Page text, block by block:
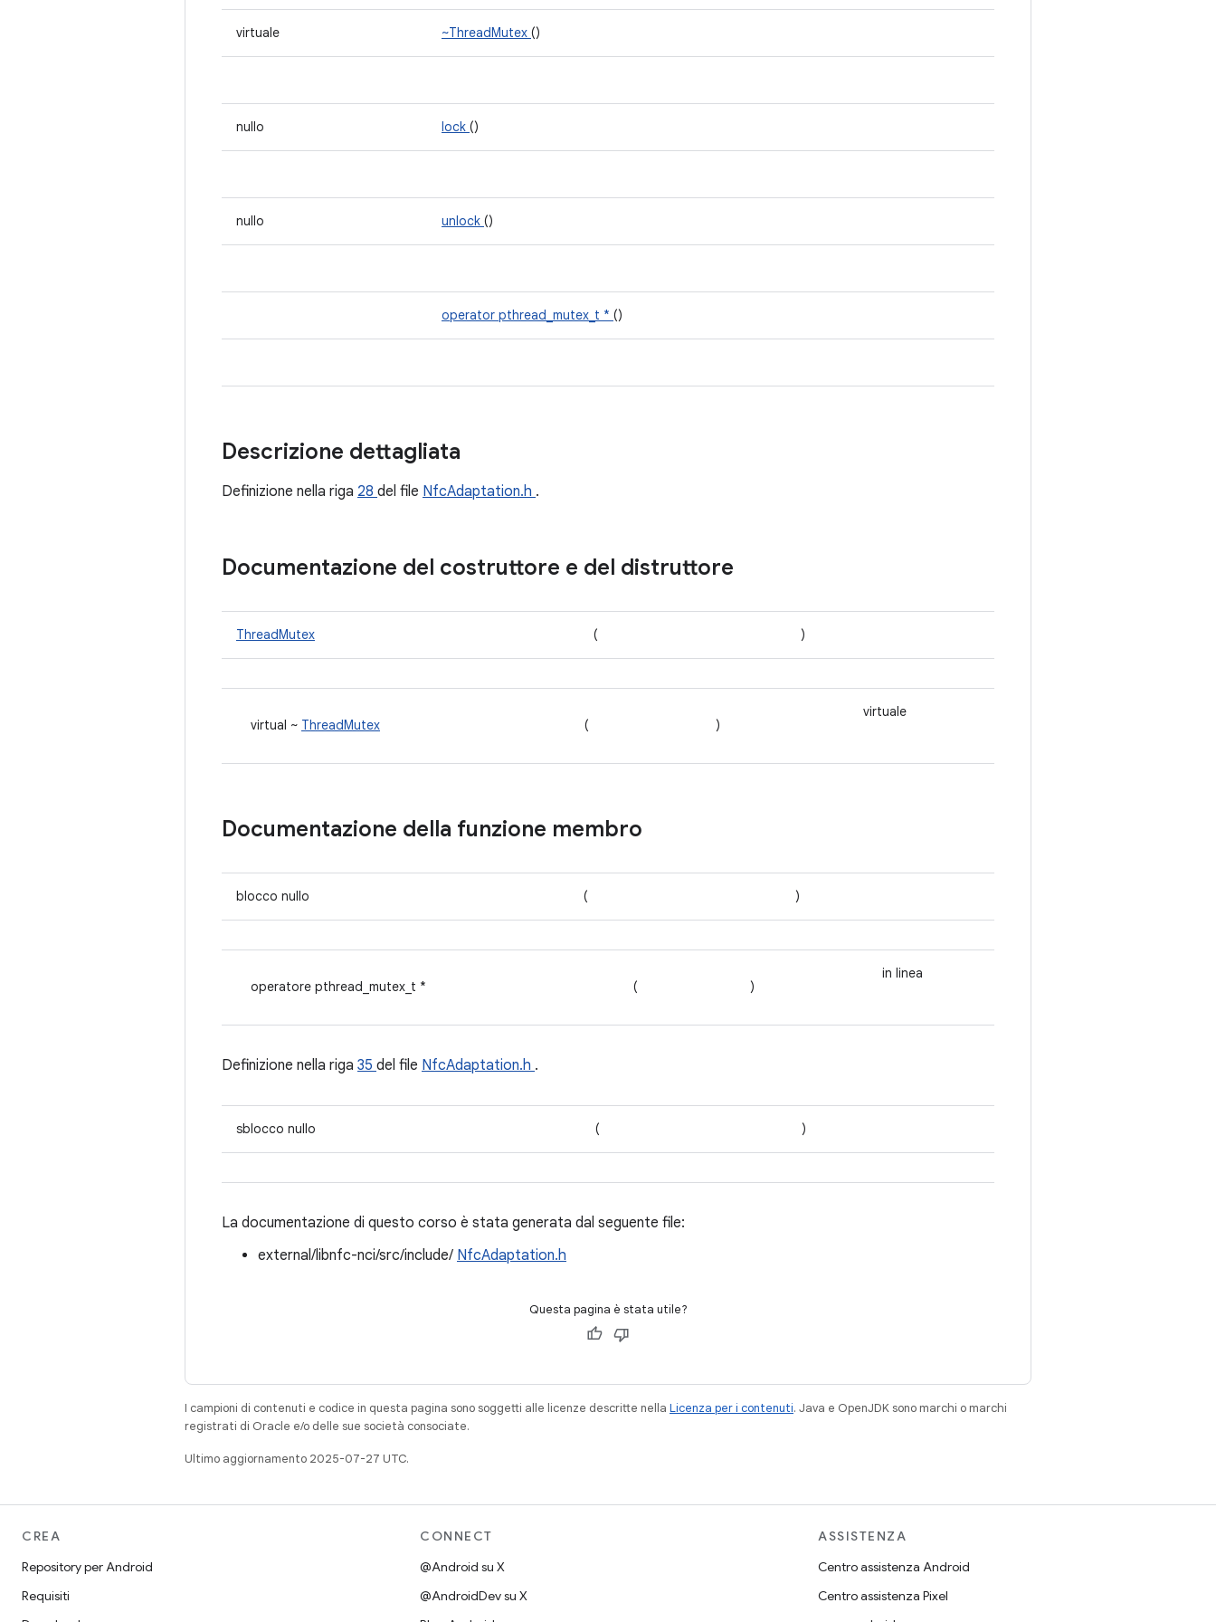
virtuale ~ThreadMutex ()
nullo lock ()
nullo unlock ()
operator pthread_mutex_t * ()
Descrizione dettagliata
Definizione nella riga 28 del file NfcAdaptation.h .
Documentazione del costruttore e del distruttore
ThreadMutex ( )
virtual ~ ThreadMutex ( )
virtuale
Documentazione della funzione membro
blocco nullo ( )
operatore pthread_mutex_t * ( )
in linea
Definizione nella riga 35 del file NfcAdaptation.h .
sblocco nullo ( )
La documentazione di questo corso è stata generata dal seguente file:
external/libnfc-nci/src/include/ NfcAdaptation.h
Questa pagina è stata utile?
I campioni di contenuti e codice in questa pagina sono soggetti alle licenze descritte nella Licenza per i contenuti. Java e OpenJDK sono marchi o marchi
registrati di Oracle e/o delle sue società consociate.
Ultimo aggiornamento 2025-07-27 UTC.
CREA
Repository per Android
Requisiti
CONNECT
@Android su X
@AndroidDev su X
ASSISTENZA
Centro assistenza Android
Centro assistenza Pixel